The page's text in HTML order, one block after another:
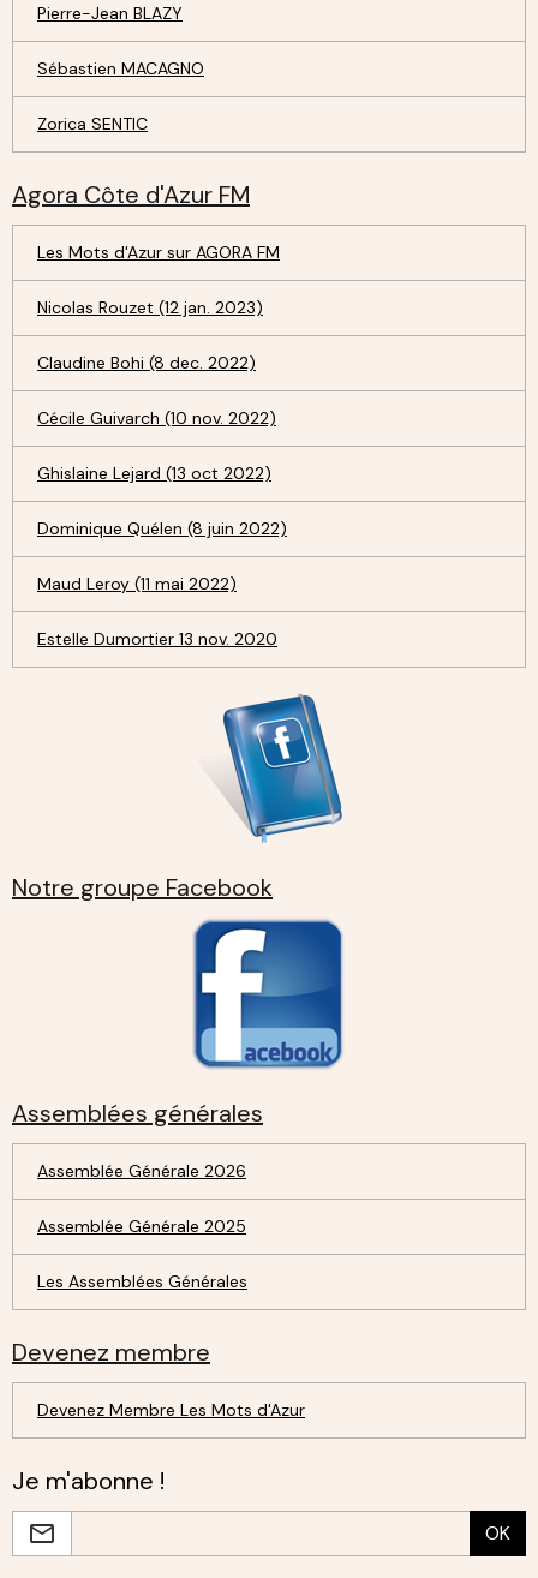
Pierre-Jean BLAZY
Sébastien MACAGNO
Zorica SENTIC
Agora Côte d'Azur FM
Les Mots d'Azur sur AGORA FM
Nicolas Rouzet (12 jan. 2023)
Claudine Bohi (8 dec. 2022)
Cécile Guivarch (10 nov. 2022)
Ghislaine Lejard (13 oct 2022)
Dominique Quélen (8 juin 2022)
Maud Leroy (11 mai 2022)
Estelle Dumortier 13 nov. 2020
Notre groupe Facebook
Assemblées générales
Assemblée Générale 2026
Assemblée Générale 2025
Les Assemblées Générales
Devenez membre
Devenez Membre Les Mots d'Azur
Je m'abonne !
OK